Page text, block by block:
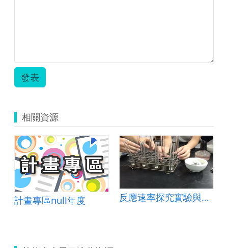
發表
相關資源
計畫專區null年度 反應速率探究實驗與閱讀理解